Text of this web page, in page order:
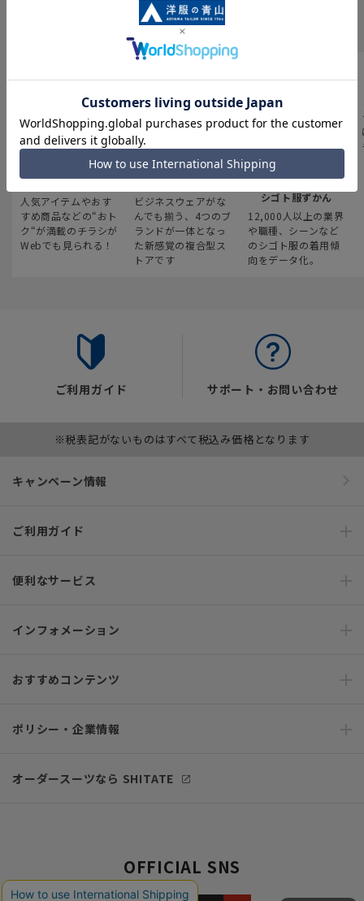
INFORMATION
最新のお買い得情報
人気アイテムやおす
すめ商品などの“おト
ク“が満載のチラシが
Webでも見られる！
スーツスクエア
ビジネスウェアがな
んでも揃う、4つのブ
ランドが一体となっ
た新感覚の複合型ス
トアです
みんなの
シゴト服ずかん
12,000人以上の業界
や職種、シーンなど
のシゴト服の着用傾
向をデータ化。
ご利用ガイド サポート・お問い合わせ
※税表記がないものはすべて税込み価格となります
キャンペーン情報
ご利用ガイド
便利なサービス
インフォメーション
おすすめコンテンツ
ポリシー・企業情報
オーダースーツなら SHITATE
OFFICIAL SNS